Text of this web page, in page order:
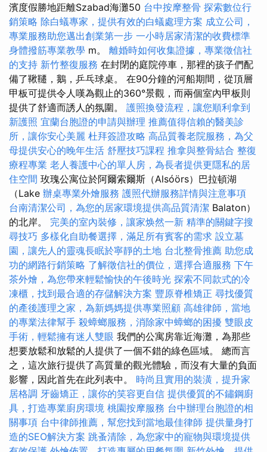
濱度假勝地距離Szabad海灘50 台中按摩整骨 探索數位行
銷策略 除白蟻專家，提供有效的白蟻處理方案 成立公司，
專業服務助您邁出創業第一步 一小時居家清潔的收費標準
身體撥筋專業教學 m。 離婚時如何收集證據，專業徵信社
的支持 新竹整復服務 在封閉的庭院停車，那裡的孩子們配
備了鞦韆，鵝，乒乓球桌。 在90分鐘的河船期間，從頂層
甲板可提供令人嘆為觀止的360°景觀，而兩個室內甲板則
提供了舒適而誘人的氛圍。 護照換發流程，讓您順利拿到
新護照 宜蘭台胞證的申請與辦理 推薦值得信賴的醫美診
所，讓你安心美麗 杜拜簽證攻略 高品質養老院服務，為父
母提供安心的晚年生活 舒壓技巧課程 推拿與整骨結合 整復
療程專業 老人養護中心的單人房，為長者提供更隱私的居
住空間 玫瑰公寓位於阿爾索爾斯（Alsóörs）巴拉頓湖
（Lake 辦桌專業外燴服務 護照代辦服務詳情與注意事項
台南清潔公司，為您的居家環境提供高品質清潔 Balaton）
的北岸。 完美的室內裝修，讓家焕然一新 精準的關鍵字搜
尋技巧 多樣化自助餐選擇，滿足所有賓客的需求 設立墓
園，讓先人的靈魂長眠於寧靜的土地 台北整骨推薦 助您成
功的網路行銷策略 了解徵信社的價位，選擇合適服務 下午
茶外燴，為您帶來輕鬆愉快的午後時光 探索不同款式的冷
凍櫃，找到最合適的存儲解決方案 豐原脊椎矯正 尋找優質
的產後護理之家，為新媽媽提供專業照顧 高雄律師，當地
的專業法律幫手 殺蟑螂服務，消除家中蟑螂的困擾 雙眼皮
手術，輕鬆擁有迷人雙眼 我們的公寓房靠近海灘，為那些
想要放鬆和放鬆的人提供了一個不錯的綠色區域。 總而言
之，這次旅行提供了高質量的觀光體驗，而沒有大量的負面
影響，因此首先在此列表中。 時尚且實用的裝潢，提升家
居格調 牙齒矯正，讓你的笑容更自信 提供優質的不鏽鋼廚
具，打造專業廚房環境 桃園按摩服務 台中辦理台胞證的相
關事項 台中律師推薦，幫您找到當地最佳律師 提供量身打
造的SEO解決方案 跳蚤清除，為您家中的寵物與環境提供